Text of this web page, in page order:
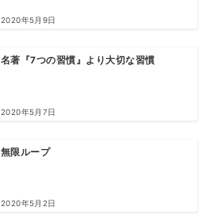
2020年5月9日
名著『7つの習慣』より大切な習慣
2020年5月7日
無限ループ
2020年5月2日